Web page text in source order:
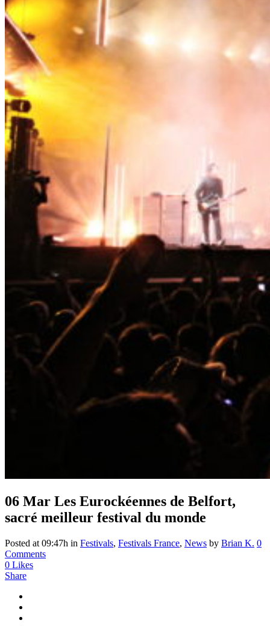
06 Mar Les Eurockéennes de Belfort,
sacré meilleur festival du monde
Posted at 09:47h in Festivals, Festivals France, News by Brian K. 0
Comments
0 Likes
Share